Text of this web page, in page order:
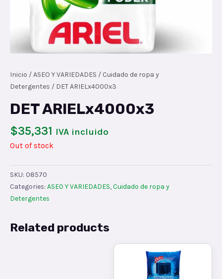
Inicio /ASEO Y VARIEDADES / Cuidado de ropa y
Detergentes / DET ARIELx4000x3
DET ARIELx4000x3
$35,331 IVA incluido
Out of stock
SKU: 08570
Categories: ASEO Y VARIEDADES,Cuidado de ropa y
Detergentes
Related products